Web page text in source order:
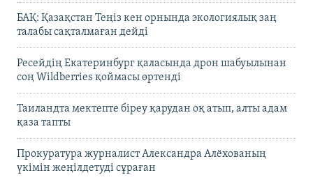
БАҚ: Қазақстан Теңіз кен орнында экологиялық заң
талабы сақталмаған дейді
Ресейдің Екатеринбург қаласында дрон шабуылынан
соң Wildberries қоймасы өртенді
Таиландта мектепте біреу қарудан оқ атып, алты адам
қаза тапты
Прокуратура журналист Александра Алёхованың
үкімін жеңілдетуді сұраған